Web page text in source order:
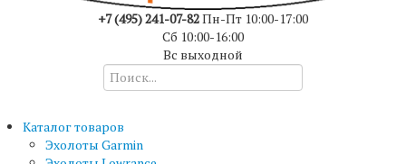
+7 (495) 241-07-82Пн-Пт 10:00-17:00
Сб 10:00-16:00
Вс выходной
Каталог товаров
Эхолоты Garmin